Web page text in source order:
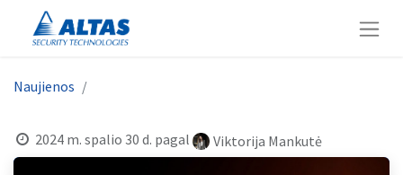
Naujienos
2024 m. spalio 30 d. pagal Viktorija Mankutė